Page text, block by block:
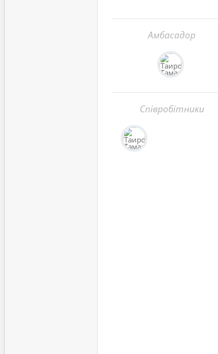
Амбасадор
Співробітники